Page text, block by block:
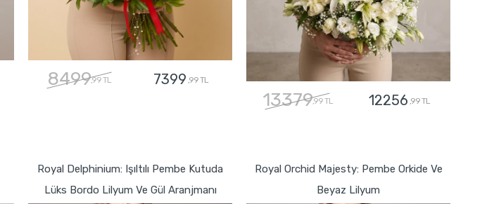
8499,99 TL 7399 ,99 TL
13379,99 TL 12256 ,99 TL
Royal Delphinium: Işıltılı Pembe Kutuda
Lüks Bordo Lilyum Ve Gül Aranjmanı
Royal Orchid Majesty: Pembe Orkide Ve
Beyaz Lilyum